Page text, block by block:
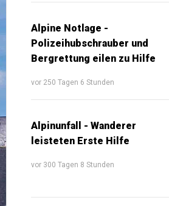
Alpine Notlage -
Polizeihubschrauber und
Bergrettung eilen zu Hilfe
vor 250 Tagen 6 Stunden
Alpinunfall - Wanderer
leisteten Erste Hilfe
vor 300 Tagen 8 Stunden